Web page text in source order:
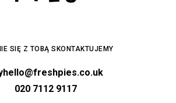
SIĘ Z TOBĄ SKONTAKTUJEMY
020 7112 9117